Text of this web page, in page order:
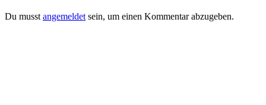
Du musst angemeldet sein, um einen Kommentar abzugeben.